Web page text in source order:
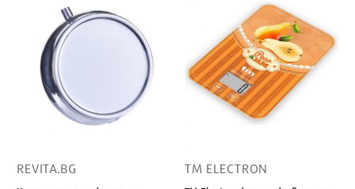
REVITA.BG TM ELECTRON